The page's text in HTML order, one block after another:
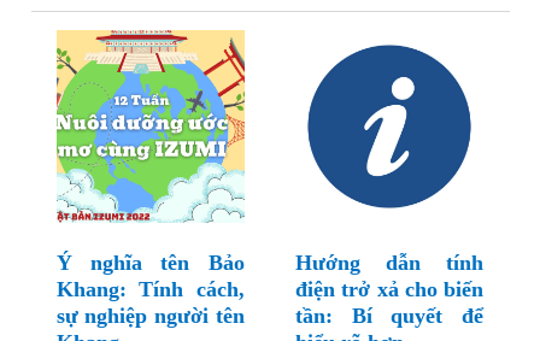
Ý nghĩa tên Bảo
Khang: Tính cách,
sự nghiệp người tên
Hướng dẫn tính
điện trở xả cho biến
tần: Bí quyết để